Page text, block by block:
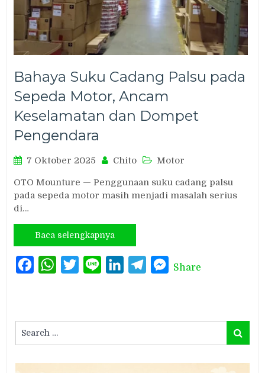
Bahaya Suku Cadang Palsu pada
Sepeda Motor, Ancam
Keselamatan dan Dompet
Pengendara
7 Oktober 2025 Chito Motor
OTO Mounture — Penggunaan suku cadang palsu
pada sepeda motor masih menjadi masalah serius
di…
Baca selengkapnya
FacebookWhatsAppTwitterLine LinkedInTelegramMessenger
Share
for:
Search